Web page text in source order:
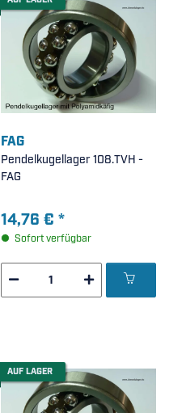
FAG
Pendelkugellager 108.TVH -
FAG
14,76 € *
Sofort verfügbar
AUF LAGER